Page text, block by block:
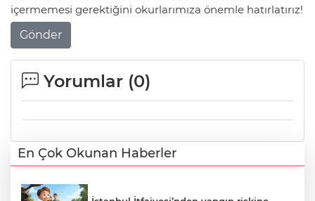
içermemesi gerektiğini okurlarımıza önemle hatırlatırız!
Gönder
Yorumlar (0)
En Çok Okunan Haberler